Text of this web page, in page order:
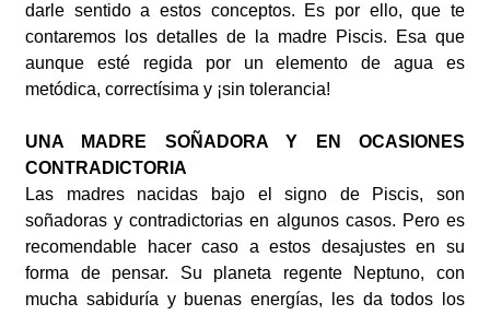
darle sentido a estos conceptos. Es por ello, que te
contaremos los detalles de la madre Piscis. Esa que
aunque esté regida por un elemento de agua es
metódica, correctísima y ¡sin tolerancia!
UNA MADRE SOÑADORA Y EN OCASIONES
CONTRADICTORIA
Las madres nacidas bajo el signo de Piscis, son
soñadoras y contradictorias en algunos casos. Pero es
recomendable hacer caso a estos desajustes en su
forma de pensar. Su planeta regente Neptuno, con
mucha sabiduría y buenas energías, les da todos los